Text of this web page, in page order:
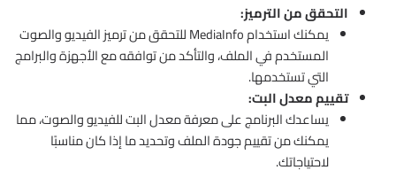
التحقق من الترميز:
يمكنك استخدام MediaInfo للتحقق من ترميز الفيديو والصوت
المستخدم في الملف، والتأكد من توافقه مع الأجهزة والبرامج
التي تستخدمها.
تقييم معدل البت:
يساعدك البرنامج على معرفة معدل البت للفيديو والصوت، مما
يمكنك من تقييم جودة الملف وتحديد ما إذا كان مناسبًا
لاحتياجاتك.